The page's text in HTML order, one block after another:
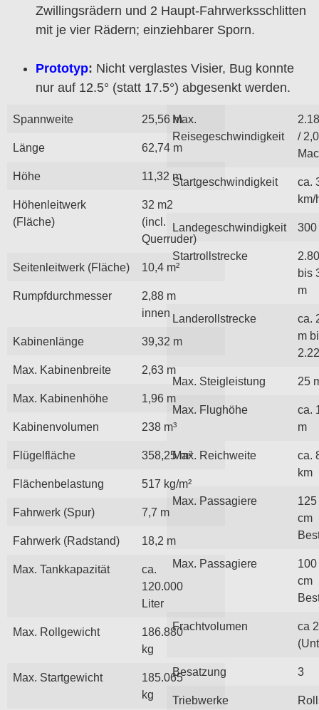
Zwillingsrädern und 2 Haupt-Fahrwerksschlitten
mit je vier Rädern; einziehbarer Sporn.
Prototyp: Nicht verglastes Visier, Bug konnte
nur auf 12.5° (statt 17.5°) abgesenkt werden.
Spannweite 25,56 m
Länge 62,74 m
Höhe 11,32 m
Höhenleitwerk
(Fläche)
32 m2
(incl.
Querruder)
Seitenleitwerk (Fläche) 10,4 m²
Rumpfdurchmesser
2,88 m
innen
Kabinenlänge 39,32 m
Max. Kabinenbreite 2,63 m
Max. Kabinenhöhe 1,96 m
Kabinenvolumen 238 m³
Flügelfläche 358,25 m²
Flächenbelastung 517 kg/m²
Fahrwerk (Spur) 7,7 m
Fahrwerk (Radstand) 18,2 m
Max. Tankkapazität
ca.
120.000
Liter
Max. Rollgewicht
186.880
kg
Max. Startgewicht
185.065
kg
Max.
Reisegeschwindigkeit
/
Startgeschwindigkeit
ca.
km/
Landegeschwindigkeit 300
Startrollstrecke
bis
m
Landerollstrecke
ca.
m
Max. Steigleistung 25
Max. Flughöhe
ca.
m
Max. Reichweite
ca.
km
Max. Passagiere
cm
Max. Passagiere
cm
Frachtvolumen
ca
Besatzung 3
Triebwerke